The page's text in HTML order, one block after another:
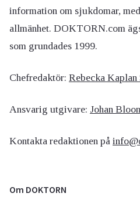
information om sjukdomar,
allmänhet. DOKTORN.com
som grundades 1999.
Chefredaktör: Rebecka
Ansvarig utgivare: Johan
Kontakta redaktionen på
Om DOKTORN